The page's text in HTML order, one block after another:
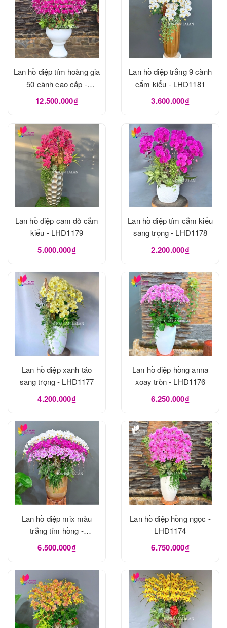
Lan hồ điệp tím hoàng gia
50 cành cao cấp -
LHD1182
12.500.000₫
Lan hồ điệp trắng 9 cành
cắm kiểu - LHD1181
3.600.000₫
Lan hồ điệp cam đỏ cắm
kiểu - LHD1179
5.000.000₫
Lan hồ điệp tím cắm kiểu
sang trọng - LHD1178
2.200.000₫
Lan hồ điệp xanh táo
sang trọng - LHD1177
4.200.000₫
Lan hồ điệp hồng anna
xoay tròn - LHD1176
6.250.000₫
Lan hồ điệp mix màu
trắng tím hồng -
LHD1175
6.500.000₫
Lan hồ điệp hồng ngọc -
LHD1174
6.750.000₫